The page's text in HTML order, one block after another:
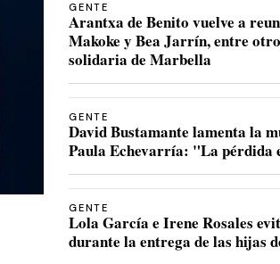
GENTE
Arantxa de Benito vuelve a
Makoke y Bea Jarrín, entre
solidaria de Marbella
GENTE
David Bustamante lamenta la
Paula Echevarría: "La pérdida
GENTE
Lola García e Irene Rosales
durante la entrega de las hijas